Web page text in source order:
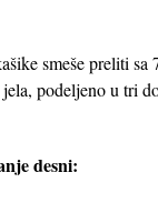
smeše preliti
podeljeno u tri
desni: